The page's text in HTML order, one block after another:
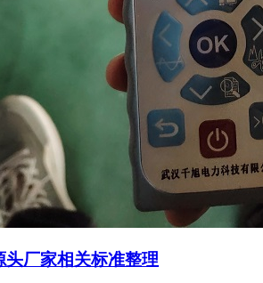
厂家相关标准整理